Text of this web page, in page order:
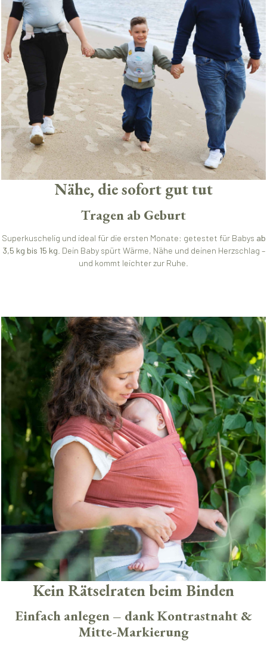
Nähe, die sofort gut tut
Tragen ab Geburt
Superkuschelig und ideal für die ersten Monate: getestet für Babys ab
3,5 kg bis 15 kg . Dein Baby spürt Wärme, Nähe und deinen Herzschlag –
und kommt leichter zur Ruhe.
Kein Rätselraten beim Binden
Einfach anlegen – dank Kontrastnaht &
Mitte-Markierung